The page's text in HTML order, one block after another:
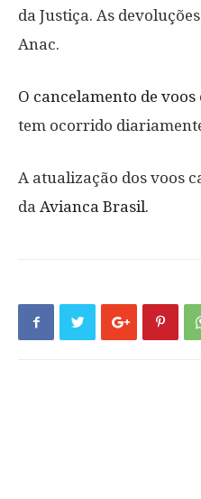
da Justiça. As
Anac.
O cancelamento de voos
tem ocorrido
A atualização dos voos
da Avianca Brasil.